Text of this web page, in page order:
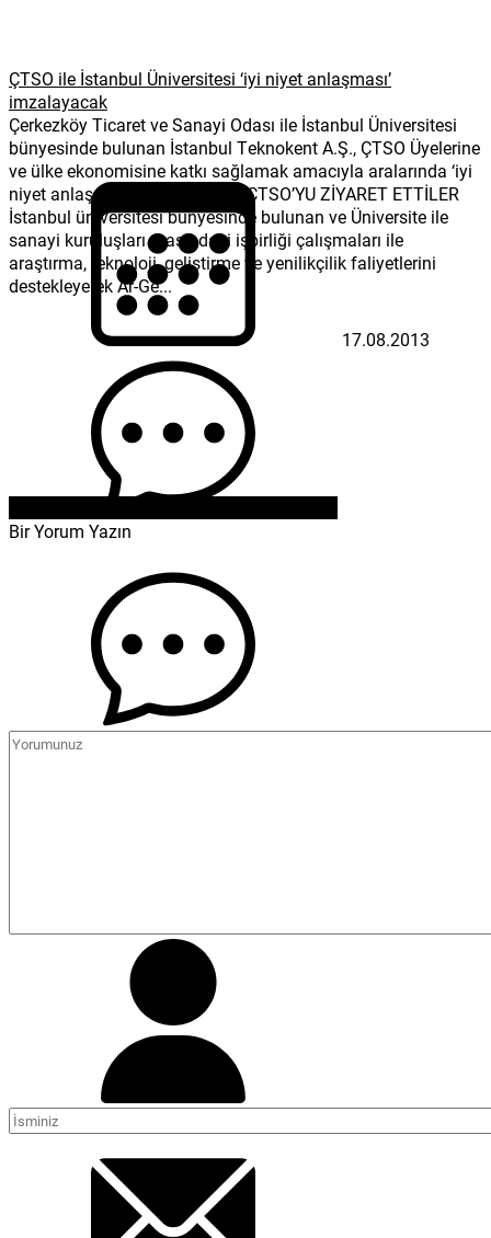
ÇTSO ile İstanbul Üniversitesi ‘iyi niyet anlaşması’
imzalayacak
Çerkezköy Ticaret ve Sanayi Odası ile İstanbul Üniversitesi
bünyesinde bulunan İstanbul Teknokent A.Ş., ÇTSO Üyelerine
ve ülke ekonomisine katkı sağlamak amacıyla aralarında ‘iyi
niyet anlaşması’ imzalayacak. ÇTSO’YU ZİYARET ETTİLER
İstanbul üniversitesi bünyesinde bulunan ve Üniversite ile
sanayi kuruluşları arasındaki işbirliği çalışmaları ile
araştırma, teknoloji, geliştirme ve yenilikçilik faliyetlerini
destekleyerek Ar-Ge...
17.08.2013
Bir Yorum Yazın